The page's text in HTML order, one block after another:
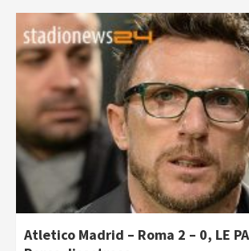
Atletico Madrid – Roma 2 – 0, LE